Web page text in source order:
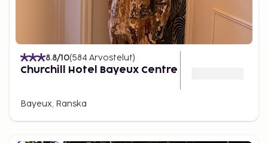
8.8/10(584 Arvostelut)
Churchill Hotel Bayeux Centre
Bayeux, Ranska